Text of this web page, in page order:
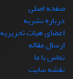
صفحه اصلی
درباره نشریه
اعضای هیات تحریریه
ارسال مقاله
تماس با ما
نقشه سایت